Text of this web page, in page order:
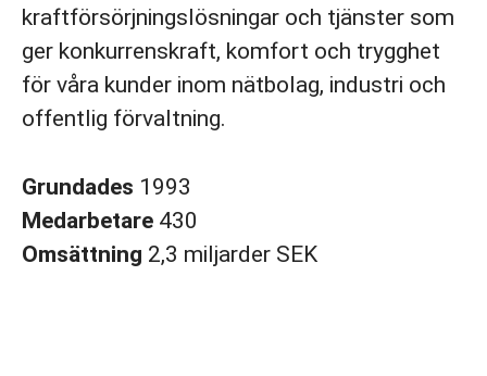
kraftförsörjningslösningar och tjänster som
ger konkurrenskraft, komfort och trygghet
för våra kunder inom nätbolag, industri och
offentlig förvaltning.
Grundades 1993
Medarbetare 430
Omsättning 2,3 miljarder SEK